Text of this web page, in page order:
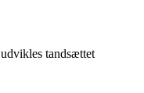
tandsættet